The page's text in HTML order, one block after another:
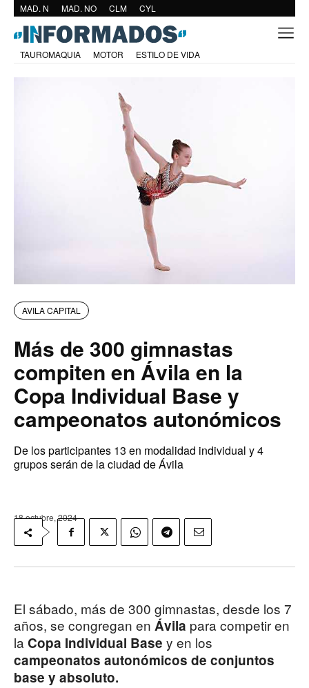
MAD. N MAD. NO CLM CYL
TAUROMAQUIA MOTOR ESTILO DE VIDA
AVILA CAPITAL
Más de 300 gimnastas
compiten en Ávila en la
Copa Individual Base y
campeonatos autonómicos
De los participantes 13 en modalidad individual y 4
grupos serán de la ciudad de Ávila
18 octubre, 2024
El sábado, más de 300 gimnastas, desde los 7
años, se congregan en Ávila para competir en
la Copa Individual Base y en los
campeonatos autonómicos de conjuntos
base y absoluto.